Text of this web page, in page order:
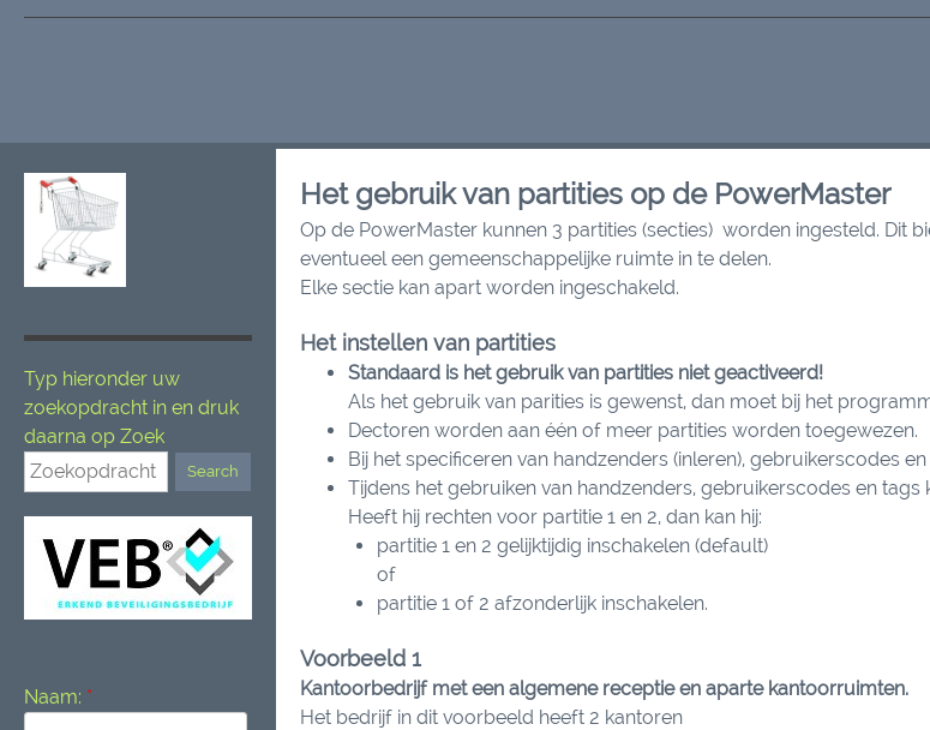
Het gebruik van partities op de PowerMaster
Op de PowerMaster kunnen 3 partities (secties) worden ingesteld. Dit
eventueel een gemeenschappelijke ruimte in te delen.
Elke sectie kan apart worden ingeschakeld.
Het instellen van partities
Standaard is het gebruik van partities niet geactiveerd!
Als het gebruik van parities is gewenst, dan moet bij het
Dectoren worden aan één of meer partities worden toegewezen.
Bij het specificeren van handzenders (inleren), gebruikerscodes
Tijdens het gebruiken van handzenders, gebruikerscodes en
Heeft hij rechten voor partitie 1 en 2, dan kan hij:
partitie 1 en 2 gelijktijdig inschakelen (default)
of
partitie 1 of 2 afzonderlijk inschakelen.
Voorbeeld 1
Kantoorbedrijf met een algemene receptie en aparte kantoorruimten.
Het bedrijf in dit voorbeeld heeft 2 kantoren
Typ hieronder uw
zoekopdracht in en druk
daarna op Zoek
Naam: *